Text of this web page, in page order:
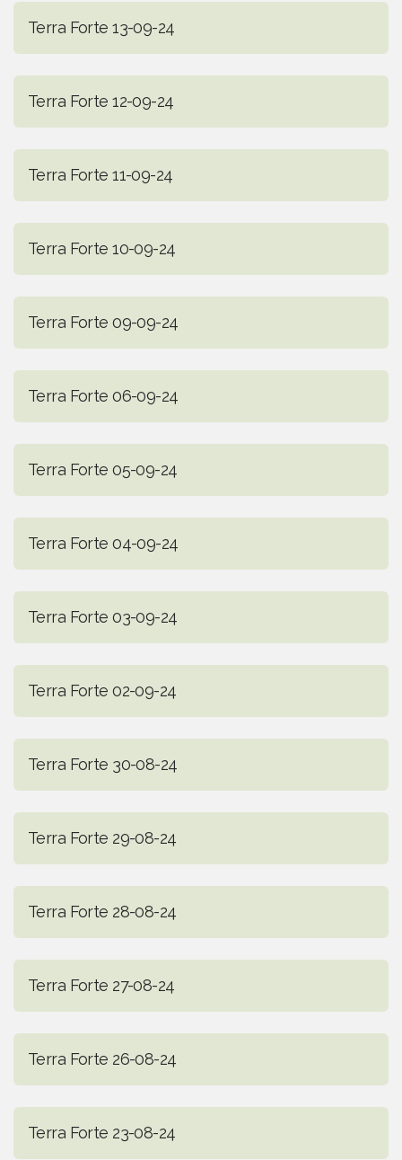
Terra Forte 13-09-24
Terra Forte 12-09-24
Terra Forte 11-09-24
Terra Forte 10-09-24
Terra Forte 09-09-24
Terra Forte 06-09-24
Terra Forte 05-09-24
Terra Forte 04-09-24
Terra Forte 03-09-24
Terra Forte 02-09-24
Terra Forte 30-08-24
Terra Forte 29-08-24
Terra Forte 28-08-24
Terra Forte 27-08-24
Terra Forte 26-08-24
Terra Forte 23-08-24